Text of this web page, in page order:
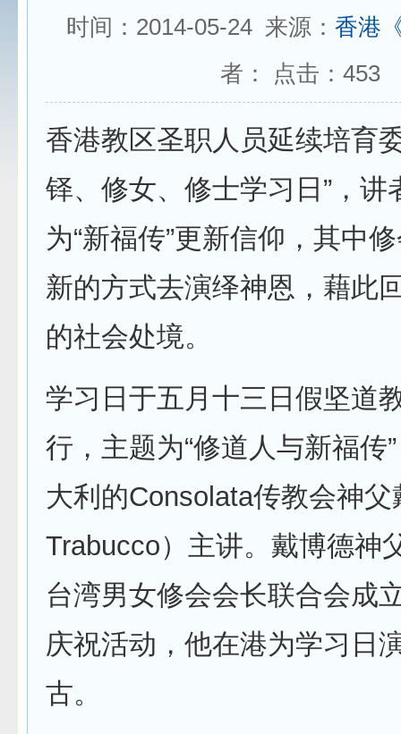
时间：2014-05-24 来源： 香港
者： 点击： 453
香港教区圣职人员延续培育
铎、修女、修士学习日”，讲
为“新福传”更新信仰，其中
新的方式去演绎神恩，藉此
的社会处境。
学习日于五月十三日假坚道
行，主题为“修道人与新福传
大利的Consolata传教会神父
Trabucco）主讲。戴博德神
台湾男女修会会长联合会成
庆祝活动，他在港为学习日
古。